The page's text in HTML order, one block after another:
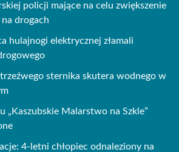
policji mające na celu zwiększenie
drogach
hulajnogi elektrycznej złamali
sternika skutera wodnego w
„Kaszubskie Malarstwo na Szkle”
4-letni chłopiec odnaleziony na